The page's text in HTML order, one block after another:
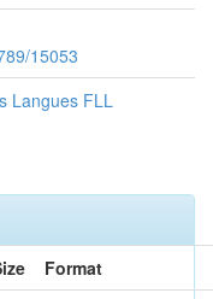
15053
Langues FLL
Format